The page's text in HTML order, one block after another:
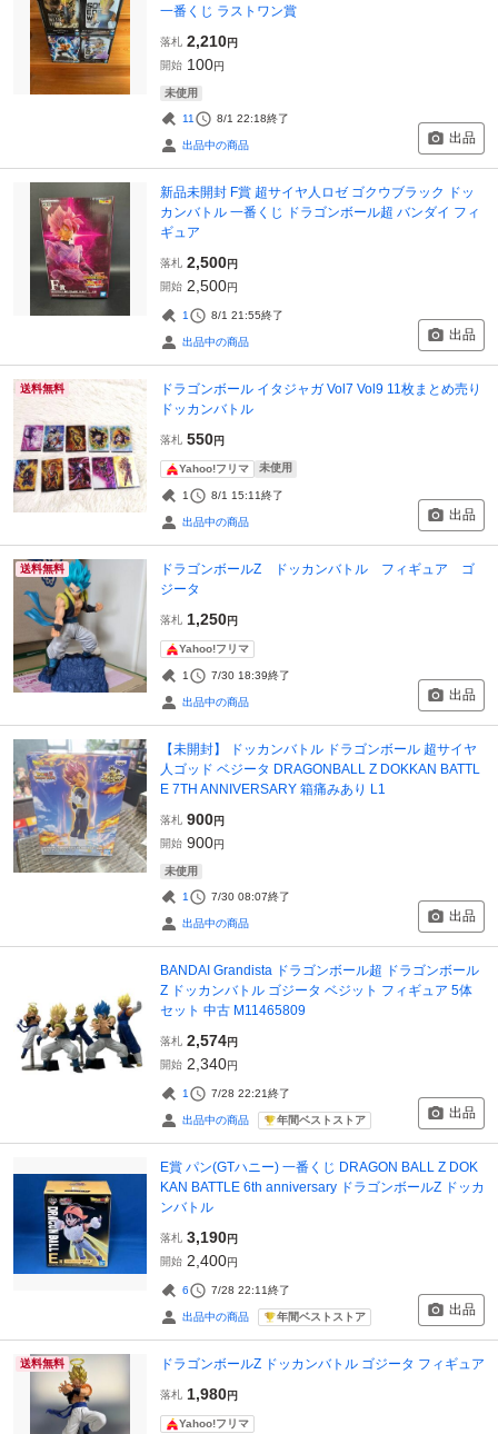
一番くじ ラストワン賞
落札 2,210円
開始 100円
未使用
11 8/1 22:18終了
出品中の商品 出品
新品未開封 F賞 超サイヤ人ロゼ ゴクウブラック ドッ
カンバトル 一番くじ ドラゴンボール超 バンダイ フィ
ギュア
落札 2,500円
開始 2,500円
1 8/1 21:55終了
出品中の商品 出品
送料無料
ドラゴンボール イタジャガ Vol7 Vol9 11枚まとめ売り
ドッカンバトル
落札 550円
Yahoo!フリマ 未使用
1 8/1 15:11終了
出品中の商品 出品
送料無料
ドラゴンボールZ ドッカンバトル フィギュア ゴ
ジータ
落札 1,250円
Yahoo!フリマ
1 7/30 18:39終了
出品中の商品 出品
【未開封】 ドッカンバトル ドラゴンボール 超サイヤ
人ゴッド ベジータ DRAGONBALL Z DOKKAN BATTL
E 7TH ANNIVERSARY 箱痛みあり L1
落札 900円
開始 900円
未使用
1 7/30 08:07終了
出品中の商品 出品
BANDAI Grandista ドラゴンボール超 ドラゴンボール
Z ドッカンバトル ゴジータ ベジット フィギュア 5体
セット 中古 M11465809
落札 2,574円
開始 2,340円
1 7/28 22:21終了
出品中の商品 年間ベストストア 出品
E賞 パン(GTハニー) 一番くじ DRAGON BALL Z DOK
KAN BATTLE 6th anniversary ドラゴンボールZ ドッカ
ンバトル
落札 3,190円
開始 2,400円
6 7/28 22:11終了
出品中の商品 年間ベストストア 出品
送料無料 ドラゴンボールZ ドッカンバトル ゴジータ フィギュア
落札 1,980円
Yahoo!フリマ